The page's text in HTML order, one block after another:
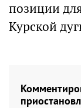
позиции
Курской